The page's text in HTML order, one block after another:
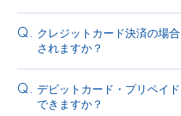
Q. クレジットカード決済の場
されますか？
Q. デビットカード・プリペイ
できますか？